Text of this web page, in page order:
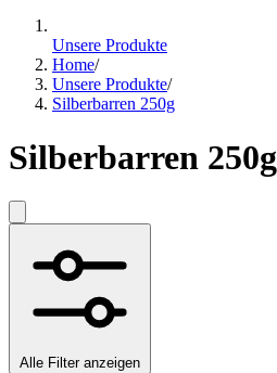
Unsere Produkte
Home/
Unsere Produkte/
Silberbarren 250g
Silberbarren 250g
Alle Filter anzeigen